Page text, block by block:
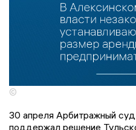
©
30 апреля Арбитражный
поддержал решение